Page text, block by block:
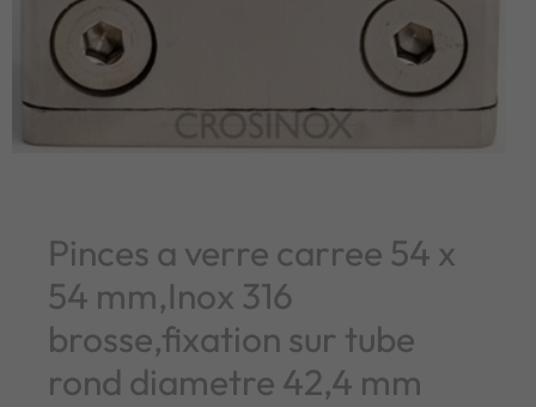
Pinces a verre carree 54 x
54 mm,Inox 316
brosse,fixation sur tube
rond diametre 42,4 mm